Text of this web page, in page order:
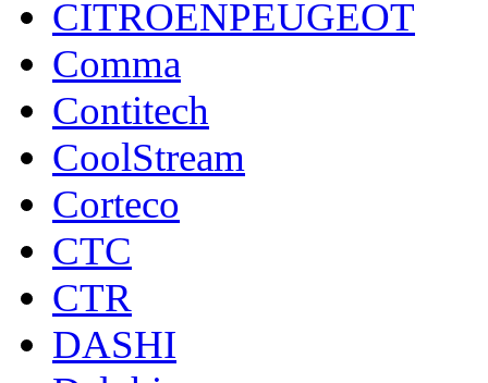
CITROENPEUGEOT
Comma
Contitech
CoolStream
Corteco
CTC
CTR
DASHI